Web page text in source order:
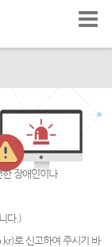
장애인이나
다.)
로 신고하여 주시기 바